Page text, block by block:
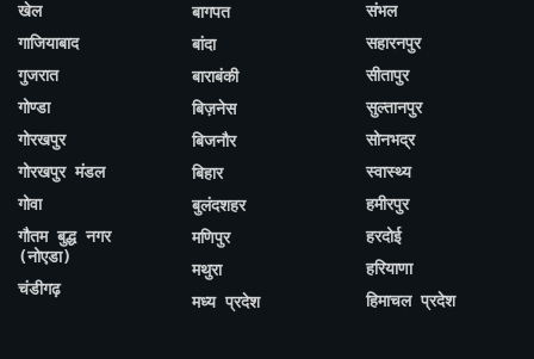
खेल
गाजियाबाद
गुजरात
गोण्डा
गोरखपुर
गोरखपुर मंडल
गोवा
गौतम बुद्ध नगर
(नोएडा)
चंडीगढ़
बागपत
बांदा
बाराबंकी
बिज़नेस
बिजनौर
बिहार
बुलंदशहर
मणिपुर
मथुरा
मध्य प्रदेश
संभल
सहारनपुर
सीतापुर
सुल्तानपुर
सोनभद्र
स्वास्थ्य
हमीरपुर
हरदोई
हरियाणा
हिमाचल प्रदेश